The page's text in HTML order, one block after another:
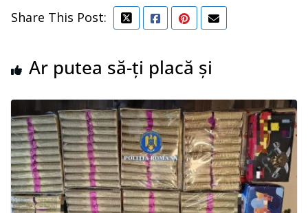
Share This Post:
Ar putea să-ți placă și